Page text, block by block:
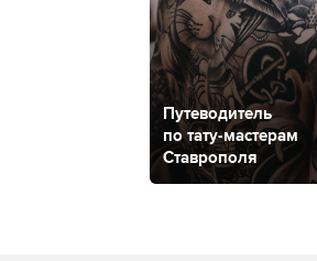
Путеводитель
по тату-мастерам
Ставрополя